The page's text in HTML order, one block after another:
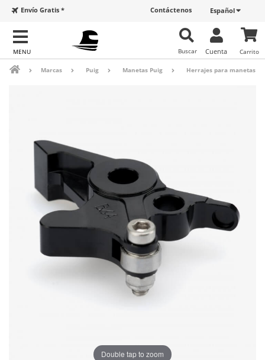
Español
Contáctenos
Envío Gratis *
Carrito
Cuenta
Buscar
Marcas Puig Manetas Puig Herrajes para manetas
Double tap to zoom